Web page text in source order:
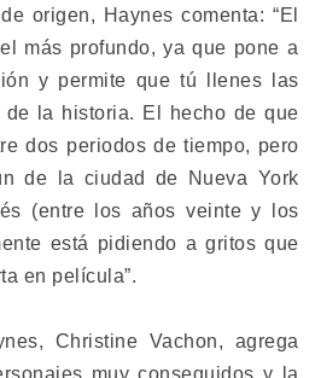
origen, Haynes comenta: “El
más profundo, ya que pone a
y permite que tú llenes las
de la historia. El hecho de que
dos periodos de tiempo, pero
de la ciudad de Nueva York
(entre los años veinte y los
está pidiendo a gritos que
en película”.
Christine Vachon, agrega
muy conseguidos y la